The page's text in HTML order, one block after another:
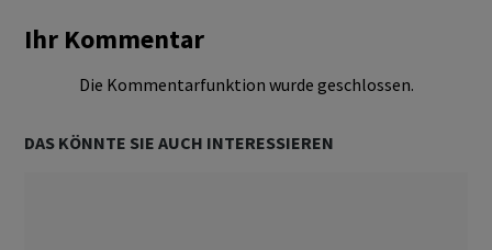
Ihr Kommentar
Die Kommentarfunktion wurde geschlossen.
DAS KÖNNTE SIE AUCH INTERESSIEREN